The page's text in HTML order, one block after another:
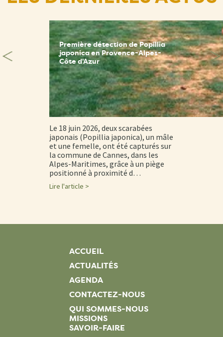
Première détection de Popillia
japonica en Provence-Alpes-
Côte d'Azur
Le 18 juin 2026, deux scarabées
japonais (Popillia japonica), un mâle
et une femelle, ont été capturés sur
la commune de Cannes, dans les
Alpes-Maritimes, grâce à un piège
positionné à proximité d…
Lire l'article >
ACCUEIL
ACTUALITÉS
AGENDA
CONTACTEZ-NOUS
QUI SOMMES-NOUS
MISSIONS
SAVOIR-FAIRE